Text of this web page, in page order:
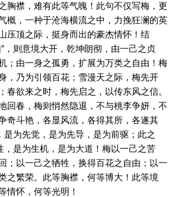
胸襟，难有此等气魄！此句不仅写梅，更
概，一种于沧海横流之中，力挽狂澜的英
压顶之际，挺身而出的豪杰情怀！结
，则意境大开，乾坤朗彻，由一己之贞
；由一身之孤勇，扩展为万类之自由！梅
，乃为引领百花；雪漫天之际，梅先开
春欲来之时，梅先启之，以传东风之信。
回春，梅则悄然隐退，不与桃李争妍，不
奇斗艳，各显风流，各得其所，各遂其
是为先觉，是为先导，是为前驱；此之
，是为生机，是为大道！梅以一己之苦
；以一己之牺牲，换得百花之自由；以一
之繁荣。此等胸襟，何等博大！此等境
情怀，何等光明！